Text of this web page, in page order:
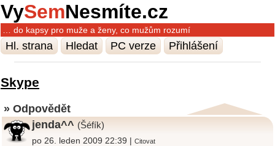
VySemNesmíte.cz
… do kapsy pro muže a ženy, co mužům rozumí
Hl. strana Hledat PC verze Přihlášení
Skype
» Odpovědět
jenda^^ (Šéfík)
po 26. leden 2009 22:39 |Citovat